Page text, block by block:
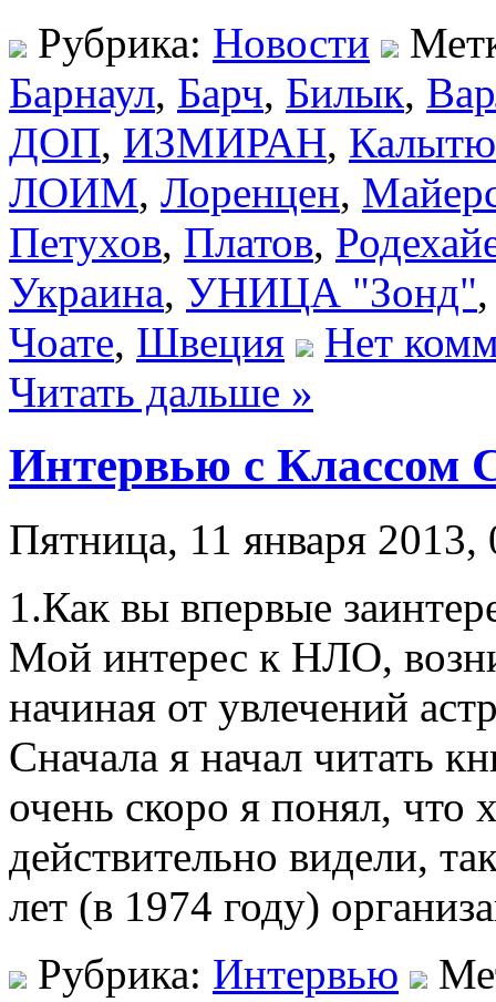
Рубрика: Новости
Барнаул, Барч, Билык,
ДОП, ИЗМИРАН,
ЛОИМ, Лоренцен,
Петухов, Платов,
Украина, УНИЦА "Зонд"
Чоате, Швеция
Нет
Читать дальше »
Интервью с Классом
Пятница, 11 января 2013,
1.Как вы впервые
Мой интерес к НЛО,
начиная от увлечений
Сначала я начал читать
очень скоро я понял, что
действительно видели,
лет (в 1974 году)
Рубрика: Интервью